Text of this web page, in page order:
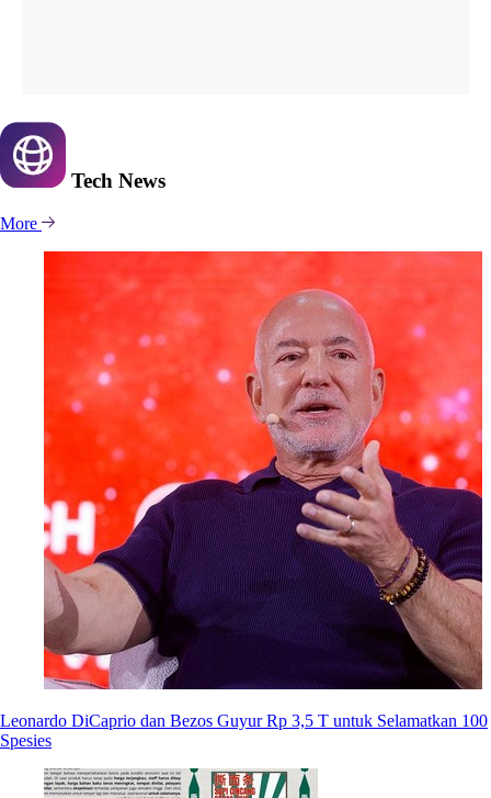
Tech News
More
Leonardo DiCaprio dan Bezos Guyur Rp 3,5 T untuk Selamatkan 100
Spesies